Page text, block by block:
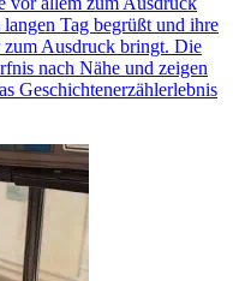
Tag begrüßt und ihre
Ausdruck bringt. Die
nach Nähe und zeigen
Geschichtenerzählerlebnis